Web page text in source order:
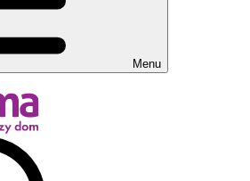
Menu